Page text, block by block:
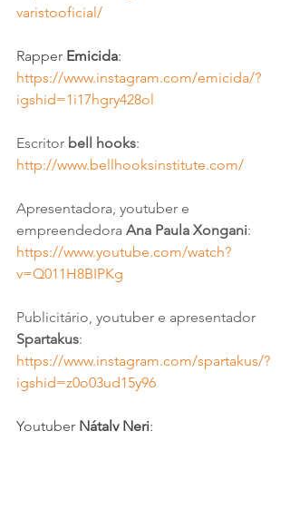
varistooficial/
Rapper Emicida:
https://www.instagram.com/emicida/?
igshid=1i17hgry428ol
Escritor bell hooks:
http://www.bellhooksinstitute.com/
Apresentadora, youtuber e
empreendedora Ana Paula Xongani:
https://www.youtube.com/watch?
v=Q011H8BIPKg
Publicitário, youtuber e apresentador
Spartakus:
https://www.instagram.com/spartakus/?
igshid=z0o03ud15y96
Youtuber Nátaly Neri: